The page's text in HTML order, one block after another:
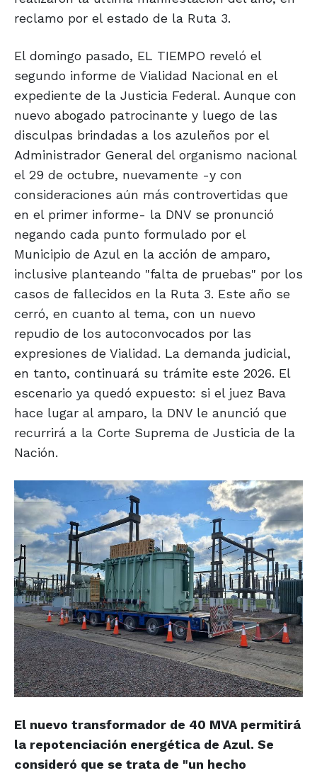
reclamo por el estado de la Ruta 3.
El domingo pasado, EL TIEMPO reveló el
segundo informe de Vialidad Nacional en el
expediente de la Justicia Federal. Aunque con
nuevo abogado patrocinante y luego de las
disculpas brindadas a los azuleños por el
Administrador General del organismo nacional
el 29 de octubre, nuevamente -y con
consideraciones aún más controvertidas que
en el primer informe- la DNV se pronunció
negando cada punto formulado por el
Municipio de Azul en la acción de amparo,
inclusive planteando "falta de pruebas" por los
casos de fallecidos en la Ruta 3. Este año se
cerró, en cuanto al tema, con un nuevo
repudio de los autoconvocados por las
expresiones de Vialidad. La demanda judicial,
en tanto, continuará su trámite este 2026. El
escenario ya quedó expuesto: si el juez Bava
hace lugar al amparo, la DNV le anunció que
recurrirá a la Corte Suprema de Justicia de la
Nación.
El nuevo transformador de 40 MVA permitirá
la repotenciación energética de Azul. Se
consideró que se trata de "un hecho